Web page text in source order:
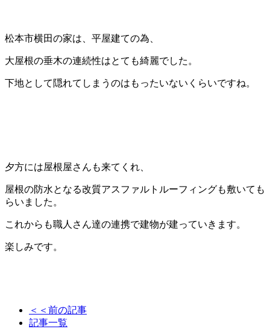
松本市横田の家は、平屋建ての為、
大屋根の垂木の連続性はとても綺麗でした。
下地として隠れてしまうのはもったいないくらいですね。
夕方には屋根屋さんも来てくれ、
屋根の防水となる改質アスファルトルーフィングも敷いても
らいました。
これからも職人さん達の連携で建物が建っていきます。
楽しみです。
＜＜前の記事
記事一覧